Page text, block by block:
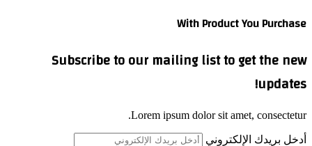
With Product You Purchase
Subscribe to our mailing list to get the new
updates!
Lorem ipsum dolor sit amet, consectetur.
أدخل بريدك الإلكتروني